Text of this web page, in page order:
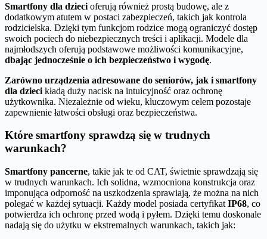
Smartfony dla dzieci oferują również prostą budowę, ale z
dodatkowym atutem w postaci zabezpieczeń, takich jak kontrola
rodzicielska. Dzięki tym funkcjom rodzice mogą ograniczyć dostęp
swoich pociech do niebezpiecznych treści i aplikacji. Modele dla
najmłodszych oferują podstawowe możliwości komunikacyjne,
dbając jednocześnie o ich bezpieczeństwo i wygodę.
Zarówno urządzenia adresowane do seniorów, jak i smartfony
dla dzieci kładą duży nacisk na intuicyjność oraz ochronę
użytkownika. Niezależnie od wieku, kluczowym celem pozostaje
zapewnienie łatwości obsługi oraz bezpieczeństwa.
Które smartfony sprawdzą się w trudnych
warunkach?
Smartfony pancerne, takie jak te od CAT, świetnie sprawdzają się
w trudnych warunkach. Ich solidna, wzmocniona konstrukcja oraz
imponująca odporność na uszkodzenia sprawiają, że można na nich
polegać w każdej sytuacji. Każdy model posiada certyfikat IP68, co
potwierdza ich ochronę przed wodą i pyłem. Dzięki temu doskonale
nadają się do użytku w ekstremalnych warunkach, takich jak: